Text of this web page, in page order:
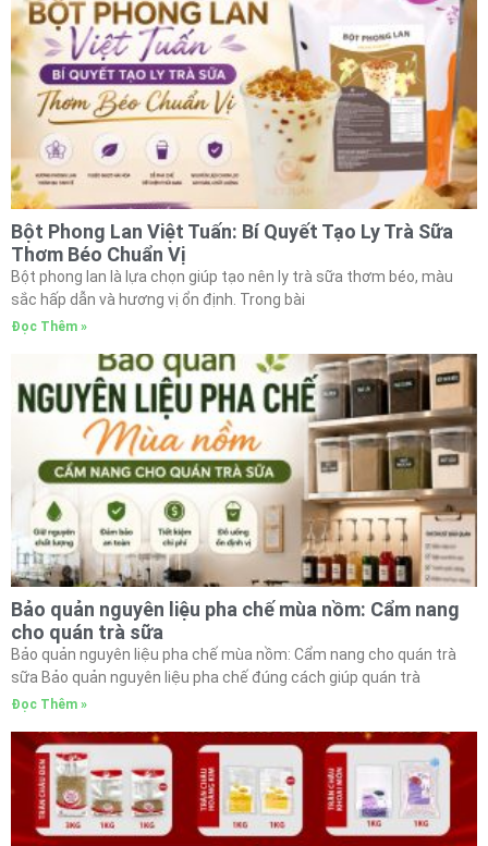
Bột Phong Lan Việt Tuấn: Bí Quyết Tạo Ly Trà Sữa
Thơm Béo Chuẩn Vị
Bột phong lan là lựa chọn giúp tạo nên ly trà sữa thơm béo, màu
sắc hấp dẫn và hương vị ổn định. Trong bài
Đọc Thêm »
Bảo quản nguyên liệu pha chế mùa nồm: Cẩm nang
cho quán trà sữa
Bảo quản nguyên liệu pha chế mùa nồm: Cẩm nang cho quán trà
sữa Bảo quản nguyên liệu pha chế đúng cách giúp quán trà
Đọc Thêm »